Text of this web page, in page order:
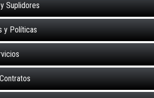
Suplidores
y Políticas